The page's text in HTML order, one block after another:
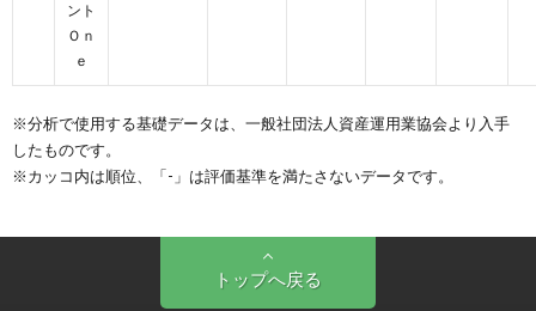
ント
Ｏｎ
ｅ
※分析で使用する基礎データは、一般社団法人資産運用業協会より入手
したものです。
※カッコ内は順位、「-」は評価基準を満たさないデータです。
トップへ戻る